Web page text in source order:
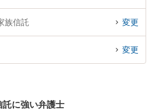
族信託 変更
変更
託に強い弁護士